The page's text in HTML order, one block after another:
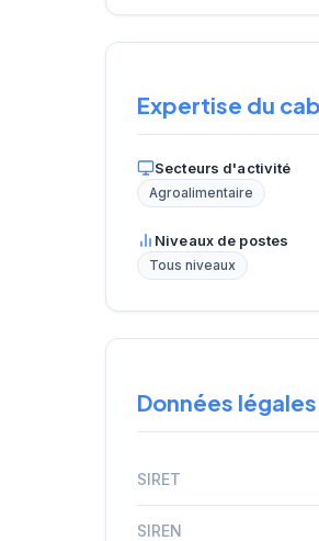
Expertise du
Secteurs d'activité
Agroalimentaire
Niveaux de postes
Tous niveaux
Données
SIRET
SIREN